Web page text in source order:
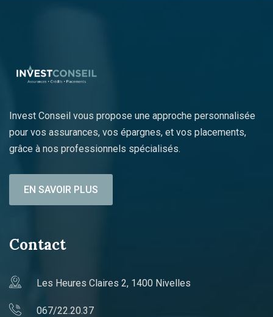
Invest Conseil vous propose une approche personnalisée
pour vos assurances, vos épargnes, et vos placements,
grâce à nos professionnels spécialisés.
EN SAVOIR PLUS
Contact
Les Heures Claires 2, 1400 Nivelles
067/22.20.37